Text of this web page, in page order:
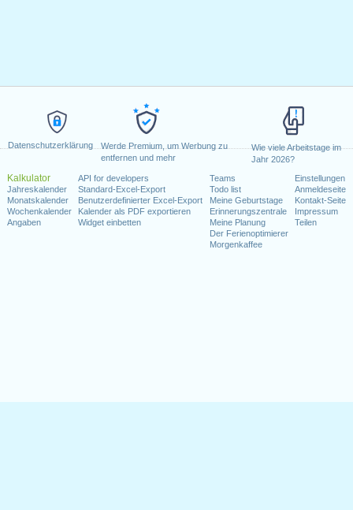
Datenschutzerklärung
Werde Premium, um Werbung zu
entfernen und mehr
Wie viele Arbeitstage im
Jahr 2026?
Kalkulator
Jahreskalender
Monatskalender
Wochenkalender
Angaben
API for developers
Standard-Excel-Export
Benutzerdefinierter Excel-Export
Kalender als PDF exportieren
Widget einbetten
Teams
Todo list
Meine Geburtstage
Erinnerungszentrale
Meine Planung
Der Ferienoptimierer
Morgenkaffee
Einstellungen
Anmeldeseite
Kontakt-Seite
Impressum
Teilen